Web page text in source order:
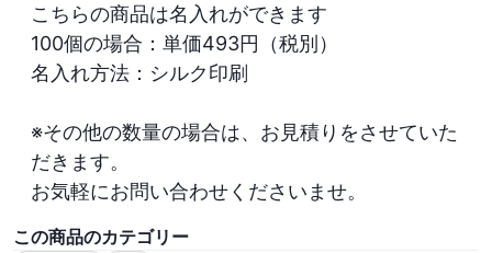
こちらの商品は名入れができます
100個の場合：単価493円（税別）
名入れ方法：シルク印刷
※その他の数量の場合は、お見積りをさせていた
だきます。
お気軽にお問い合わせくださいませ。
この商品のカテゴリー